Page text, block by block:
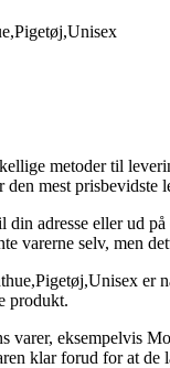
metoder til
mest
adresse eller ud
varerne selv, men
er
produkt.
varer,
klar forud for at de